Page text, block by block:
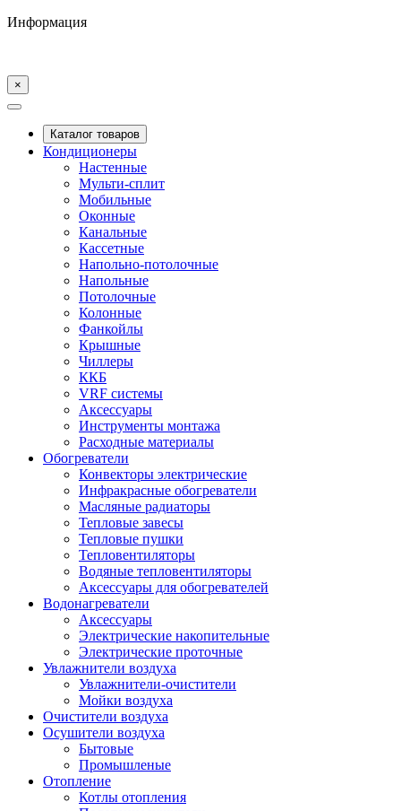
Информация
×
Каталог товаров
Кондиционеры
Настенные
Мульти-сплит
Мобильные
Оконные
Канальные
Кассетные
Напольно-потолочные
Напольные
Потолочные
Колонные
Фанкойлы
Крышные
Чиллеры
ККБ
VRF системы
Аксессуары
Инструменты монтажа
Расходные материалы
Обогреватели
Конвекторы электрические
Инфракрасные обогреватели
Масляные радиаторы
Тепловые завесы
Тепловые пушки
Тепловентиляторы
Водяные тепловентиляторы
Аксессуары для обогревателей
Водонагреватели
Аксессуары
Электрические накопительные
Электрические проточные
Увлажнители воздуха
Увлажнители-очистители
Мойки воздуха
Очистители воздуха
Осушители воздуха
Бытовые
Промышленые
Отопление
Котлы отопления